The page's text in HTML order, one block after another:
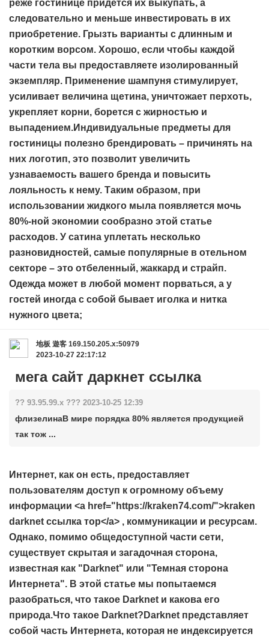
реже гостинице придется их выкупать, а
следовательно и меньше инвестировать в их
приобретение. Грызть варианты с длинным и
коротким ворсом. Хорошо, если чтобы каждой
части тела вы предоставляете изолированный
экземпляр. Применение шампуня стимулирует,
усиливает величина щетина, уничтожает перхоть,
укрепляет корни, борется с жирностью и
выпадением.Индивидуальные предметы для
гостиницы полезно брендировать – причинять на
них логотип, это позволит увеличить
узнаваемость вашего бренда и повысить
лояльность к нему. Таким образом, при
использовании жидкого мыла появляется мочь
80%-ной экономии сообразно этой статье
расходов. У сатина уплетать несколько
разновидностей, самые популярные в отельном
секторе – это отбеленный, жаккард и страйп.
Одежда может в любой момент порваться, а у
гостей иногда с собой бывает иголка и нитка
нужного цвета;
地板 遊客 169.150.205.x:50979
2023-10-27 22:17:12
мега сайт даркнет ссылка
?? 93.95.99.x ??? 2023-10-25 12:39
флизелинаВ мире порядка 80% является продукцией
так тож ...
Интернет, как он есть, предоставляет
пользователям доступ к огромному объему
информации <a href="https://kraken74.com/">kraken
darknet ссылка тор</a> , коммуникации и ресурсам.
Однако, помимо общедоступной части сети,
существует скрытая и загадочная сторона,
известная как "Darknet" или "Темная сторона
Интернета". В этой статье мы попытаемся
разобраться, что такое Darknet и какова его
природа.Что такое Darknet?Darknet представляет
собой часть Интернета, которая не индексируется